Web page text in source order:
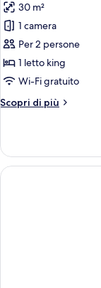
30 m²
1 camera
Per 2 persone
1 letto king
Wi-Fi gratuito
Scopri di più
Altri
Standard,
letto